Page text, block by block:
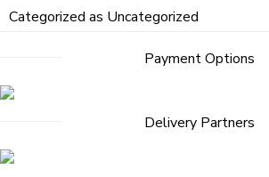
Categorized as Uncategorized
Payment Options
Delivery Partners